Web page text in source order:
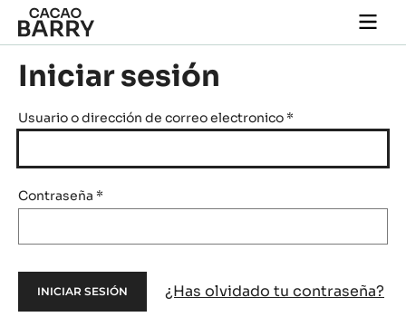
Skip to main content
main
Iniciar sesión
Usuario o dirección de correo electronico *
Contraseña *
¿Has olvidado tu contraseña?